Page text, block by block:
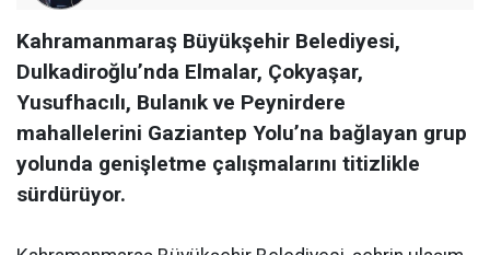
Kahramanmaraş Büyükşehir Belediyesi,
Dulkadiroğlu’nda Elmalar, Çokyaşar,
Yusufhacılı, Bulanık ve Peynirdere
mahallelerini Gaziantep Yolu’na bağlayan grup
yolunda genişletme çalışmalarını titizlikle
sürdürüyor.